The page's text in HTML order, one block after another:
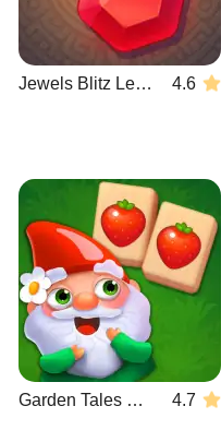
Jewels Blitz Legends 4.6
Garden Tales Mahjong 4.7